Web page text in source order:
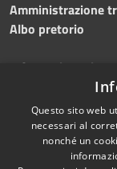
Amministrazione
Albo pretorio
Informativa privacy
Dichiarazione di
Questo sito web
necessari al
nonché un